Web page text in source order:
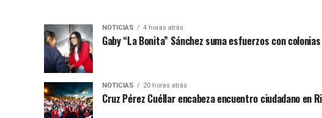
NOTICIAS 4 horas atrás
Gaby “La Bonita” Sánchez suma esfuerzos con
NOTICIAS 20 horas atrás
Cruz Pérez Cuéllar encabeza encuentro ciudadano